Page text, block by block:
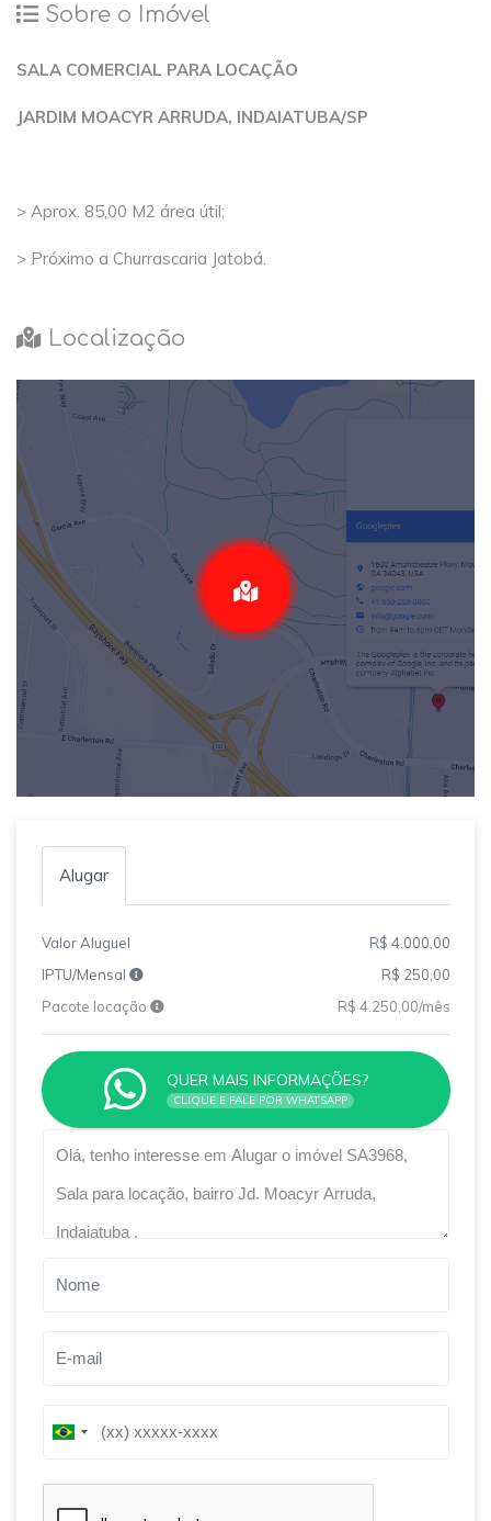
Sobre o Imóvel
SALA COMERCIAL PARA LOCAÇÃO
JARDIM MOACYR ARRUDA, INDAIATUBA/SP
> Aprox. 85,00 M2 área útil;
> Próximo a Churrascaria Jatobá.
Localização
Alugar
Valor Aluguel
R$ 4.000,00
IPTU/Mensal
R$ 250,00
Pacote locação
R$ 4.250,00/mês
QUER MAIS INFORMAÇÕES?
CLIQUE E FALE POR WHATSAPP
B
i